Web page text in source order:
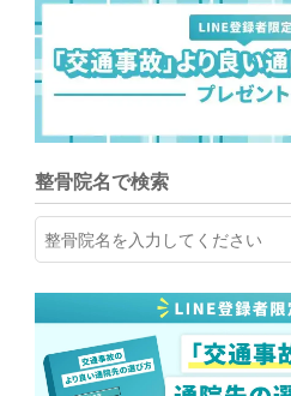
整骨院名で検索